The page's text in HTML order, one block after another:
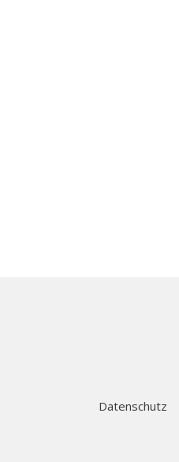
Datenschutz